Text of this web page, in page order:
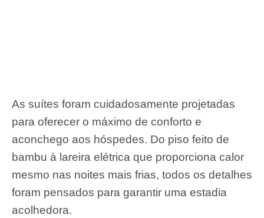
As suítes foram cuidadosamente projetadas
para oferecer o máximo de conforto e
aconchego aos hóspedes. Do piso feito de
bambu à lareira elétrica que proporciona calor
mesmo nas noites mais frias, todos os detalhes
foram pensados para garantir uma estadia
acolhedora.